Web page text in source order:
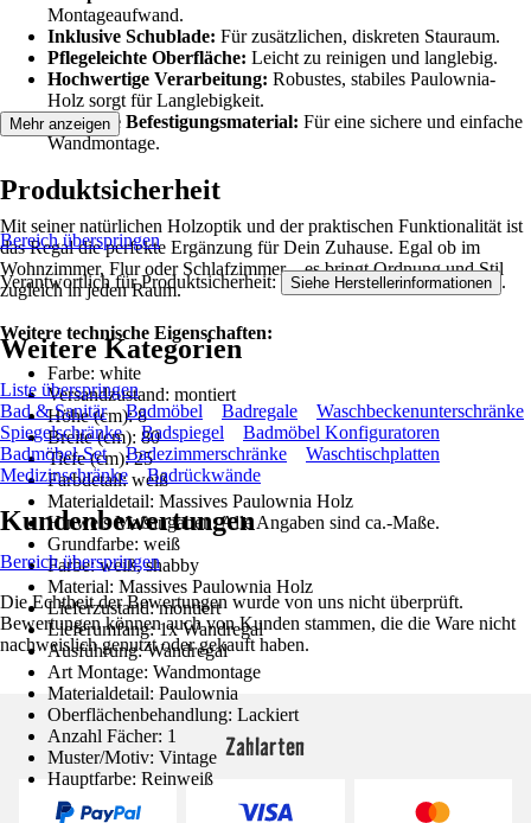
Montageaufwand.
Inklusive Schublade: Für zusätzlichen, diskreten Stauraum.
Pflegeleichte Oberfläche: Leicht zu reinigen und langlebig.
Hochwertige Verarbeitung: Robustes, stabiles Paulownia-
Holz sorgt für Langlebigkeit.
Inklusive Befestigungsmaterial: Für eine sichere und einfache
Wandmontage.
Mit seiner natürlichen Holzoptik und der praktischen Funktionalität ist
das Regal die perfekte Ergänzung für Dein Zuhause. Egal ob im
Wohnzimmer, Flur oder Schlafzimmer – es bringt Ordnung und Stil
zugleich in jeden Raum.
Weitere technische Eigenschaften:
Farbe: white
Versandzustand: montiert
Höhe (cm): 8
Breite (cm): 80
Tiefe (cm): 25
Farbdetail: weiß
Materialdetail: Massives Paulownia Holz
Hinweis Maßangaben: Alle Angaben sind ca.-Maße.
Grundfarbe: weiß
Farbe: weiß, shabby
Material: Massives Paulownia Holz
Lieferzustand: montiert
Lieferumfang: 1x Wandregal
Ausführung: Wandregal
Art Montage: Wandmontage
Materialdetail: Paulownia
Oberflächenbehandlung: Lackiert
Anzahl Fächer: 1
Muster/Motiv: Vintage
Hauptfarbe: Reinweiß
Mehr anzeigen
Produktsicherheit
Bereich überspringen
Verantwortlich für Produktsicherheit: Siehe Herstellerinformationen .
Weitere Kategorien
Liste überspringen
Bad & Sanitär
Badmöbel Badregale
Waschbeckenunterschränke
Spiegelschränke
Badspiegel
Badmöbel Konfiguratoren
Badmöbel-Set
Badezimmerschränke
Waschtischplatten
Medizinschränke
Badrückwände
Kundenbewertungen
Bereich überspringen
Die Echtheit der Bewertungen wurde von uns nicht überprüft.
Bewertungen können auch von Kunden stammen, die die Ware nicht
nachweislich genutzt oder gekauft haben.
Zahlarten